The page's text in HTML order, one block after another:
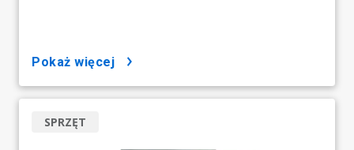
pokaż więcej
SPRZĘT